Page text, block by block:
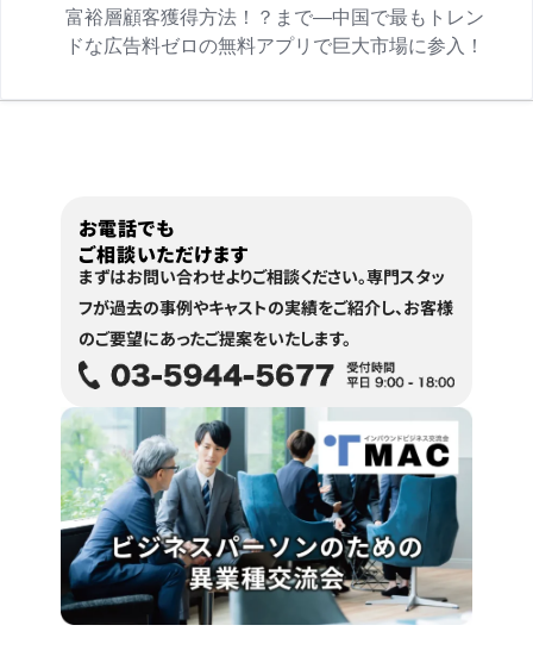
富裕層顧客獲得方法！？まで―中国で最もトレン
ドな広告料ゼロの無料アプリで巨大市場に参入！
お電話でも
ご相談いただけます
まずはお問い合わせよりご相談ください。専門スタッ
フが過去の事例やキャストの実績をご紹介し、お客様
のご要望にあったご提案をいたします。